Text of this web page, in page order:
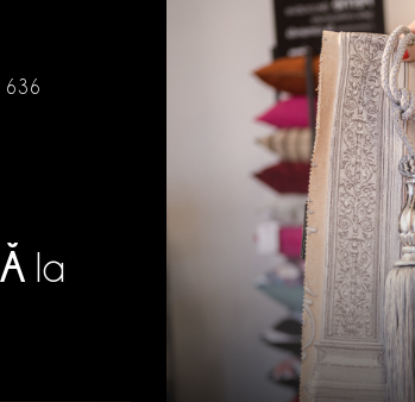
636
la